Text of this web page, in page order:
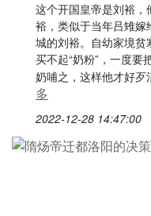
这个开国皇帝是刘裕
裕，类似于当年吕雉
城的刘裕。自幼家境
买不起“奶粉”，一度要
奶哺之，这样他才好
多
2022-12-28 14:47:00